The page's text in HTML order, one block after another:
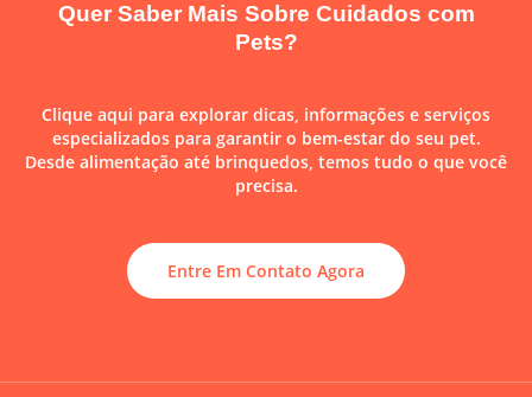
Quer Saber Mais Sobre Cuidados com
Pets?
Clique aqui para explorar dicas, informações e serviços
especializados para garantir o bem-estar do seu pet.
Desde alimentação até brinquedos, temos tudo o que você
precisa.
Entre Em Contato Agora